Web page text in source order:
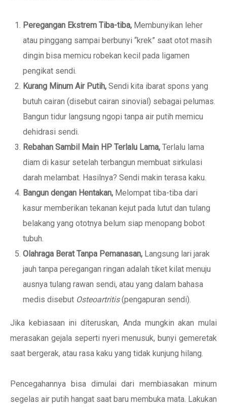
Peregangan Ekstrem Tiba-tiba, Membunyikan leher
atau pinggang sampai berbunyi “krek” saat otot masih
dingin bisa memicu robekan kecil pada ligamen
pengikat sendi.
Kurang Minum Air Putih, Sendi kita ibarat spons yang
butuh cairan (disebut cairan sinovial) sebagai pelumas.
Bangun tidur langsung ngopi tanpa air putih memicu
dehidrasi sendi.
Rebahan Sambil Main HP Terlalu Lama, Terlalu lama
diam di kasur setelah terbangun membuat sirkulasi
darah melambat. Hasilnya? Sendi makin terasa kaku.
Bangun dengan Hentakan, Melompat tiba-tiba dari
kasur memberikan tekanan kejut pada lutut dan tulang
belakang yang ototnya belum siap menopang bobot
tubuh.
Olahraga Berat Tanpa Pemanasan, Langsung lari jarak
jauh tanpa peregangan ringan adalah tiket kilat menuju
ausnya tulang rawan sendi, atau yang dalam bahasa
medis disebut Osteoartritis(pengapuran sendi).
Jika kebiasaan ini diteruskan, Anda mungkin akan mulai
merasakan gejala seperti nyeri menusuk, bunyi gemeretak
saat bergerak, atau rasa kaku yang tidak kunjung hilang.
Pencegahannya bisa dimulai dari membiasakan minum
segelas air putih hangat saat baru membuka mata. Lakukan